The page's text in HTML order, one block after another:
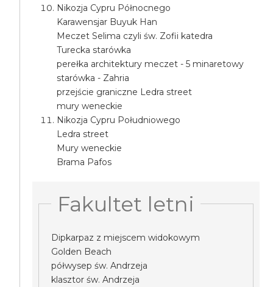
Nikozja Cypru Północnego
Karawensjar Buyuk Han
Meczet Selima czyli św. Zofii katedra
Turecka starówka
perełka architektury meczet - 5 minaretowy
starówka - Zahria
przejście graniczne Ledra street
mury weneckie
Nikozja Cypru Południowego
Ledra street
Mury weneckie
Brama Pafos
Fakultet letni
Dipkarpaz z miejscem widokowym
Golden Beach
półwysep św. Andrzeja
klasztor św. Andrzeja